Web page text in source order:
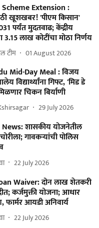
Extension :
खूशखबर! 'पीएम किसान'
पर्यंत मुदतवाढ; केंद्रीय
3.15 लाख कोटींचा मोठा निर्णय
टीम 01 August 2026
Mid-Day Meal : विजय
विद्यार्थ्यांना गिफ्ट, 'मिड डे
चिकन बिर्याणी
29 July 2026
शासकीय योजनेतील
गावकऱ्यांची पोलिस
22 July 2026
Waiver: दोन लाख शेतकरी
कर्जमुक्ती योजना; आधार
फार्मर आयडी अनिवार्य
22 July 2026